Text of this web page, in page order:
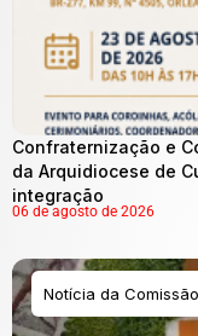
Confraternização e
da Arquidiocese de
integração
06 de agosto de 2026
Notícia da